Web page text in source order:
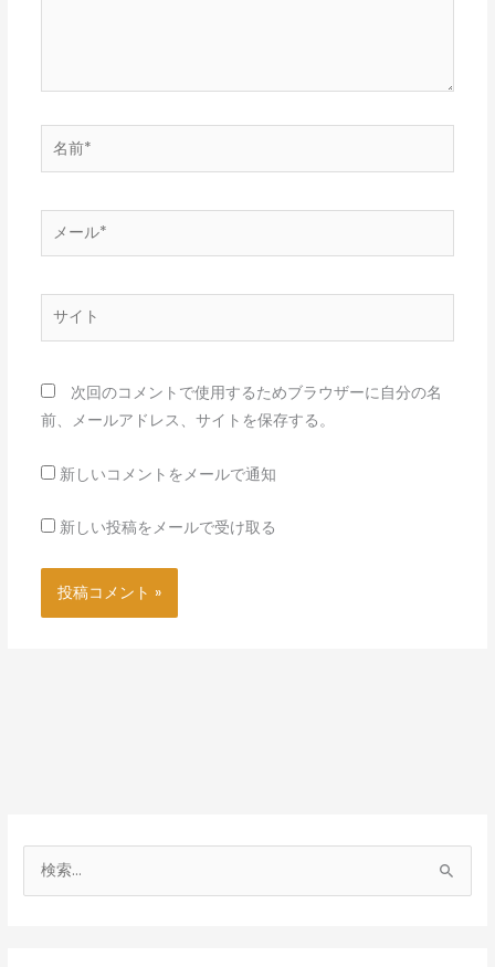
次回のコメントで使用するためブラウザーに自分の名
前、メールアドレス、サイトを保存する。
新しいコメントをメールで通知
新しい投稿をメールで受け取る
索